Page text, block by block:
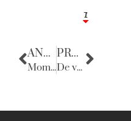
1
7
ANTERIOR
Momento de Reflexão
PRÓXIMA
De volta para o passado